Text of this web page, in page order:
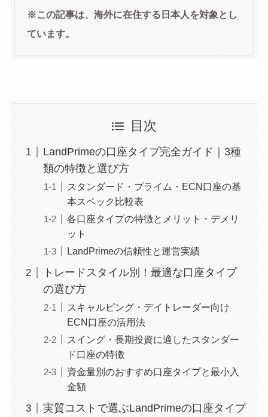
※この記事は、海外に在住する日本人を対象とし
ています。
目次
LandPrimeの口座タイプ完全ガイド｜3種
類の特徴と選び方
スタンダード・プライム・ECN口座の基
本スペック比較表
各口座タイプの特徴とメリット・デメリ
ット
LandPrimeの信頼性と運営実績
トレードスタイル別！最適な口座タイプ
の選び方
スキャルピング・デイトレーダー向け
ECN口座の活用法
スイング・長期投資に適したスタンダー
ド口座の特徴
資金量別のおすすめ口座タイプと最小入
金額
実質コストで選ぶLandPrimeの口座タイプ